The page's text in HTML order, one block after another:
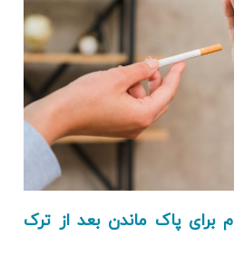
برای پاک ماندن بعد از ترک